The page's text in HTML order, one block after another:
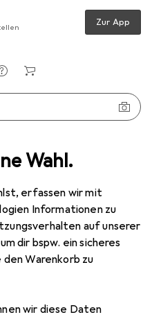
Wahl.
erfassen wir mit
Informationen zu
auf unserer
dir bspw. ein sicheres
den Warenkorb zu
wir diese Daten
Zur App